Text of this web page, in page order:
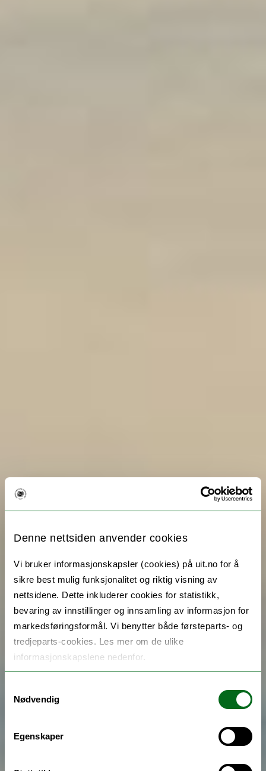
Denne nettsiden anvender cookies
Vi bruker informasjonskapsler (cookies) på uit.no for å
sikre best mulig funksjonalitet og riktig visning av
nettsidene. Dette inkluderer cookies for statistikk,
bevaring av innstillinger og innsamling av informasjon for
markedsføringsformål. Vi benytter både førsteparts- og
tredjeparts-cookies. Les mer om de ulike
informasjonskapslene nedenfor.
Nødvendig
Egenskaper